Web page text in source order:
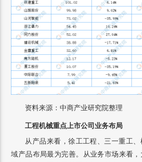
资料来源：中商产业研究院整理
工程机械重点上市公司业务布局
从产品来看，徐工工程、三一重工
域产品布局最为完善。从业务市场来看